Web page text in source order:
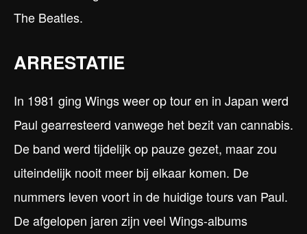
The Beatles.
ARRESTATIE
In 1981 ging Wings weer op tour en in Japan werd
Paul gearresteerd vanwege het bezit van cannabis.
De band werd tijdelijk op pauze gezet, maar zou
uiteindelijk nooit meer bij elkaar komen. De
nummers leven voort in de huidige tours van Paul.
De afgelopen jaren zijn veel Wings-albums